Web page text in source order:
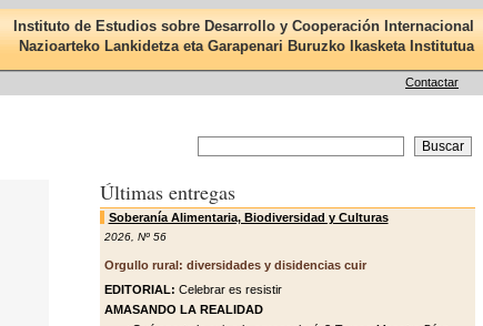
Instituto de Estudios sobre Desarrollo y Cooperación Internacional
Nazioarteko Lankidetza eta Garapenari Buruzko Ikasketa Institutua
Contactar
Últimas entregas
Soberanía Alimentaria, Biodiversidad y Culturas
2026, Nº 56
Orgullo rural: diversidades y disidencias cuir
EDITORIAL: Celebrar es resistir
AMASANDO LA REALIDAD